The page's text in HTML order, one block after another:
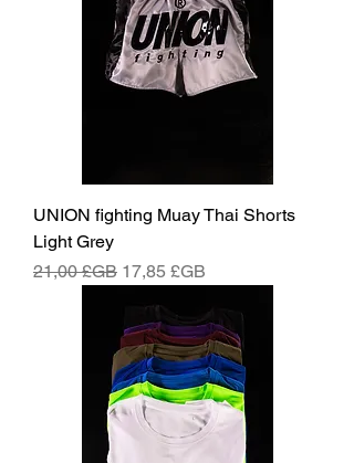
UNION fighting Muay Thai Shorts
Light Grey
Prix original
21,00 £GB Prix promotionnel
17,85 £GB